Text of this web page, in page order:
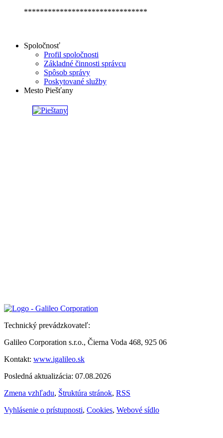
*******************************
Spoločnosť
Profil spoločnosti
Základné činnosti správcu
Spôsob správy
Poskytované služby
Mesto Piešťany
Technický prevádzkovateľ:
Galileo Corporation s.r.o., Čierna Voda 468, 925 06
Kontakt: www.igalileo.sk
Posledná aktualizácia: 07.08.2026
Zmena vzhľadu, Štruktúra stránok, RSS
Vyhlásenie o prístupnosti, Cookies, Webové sídlo